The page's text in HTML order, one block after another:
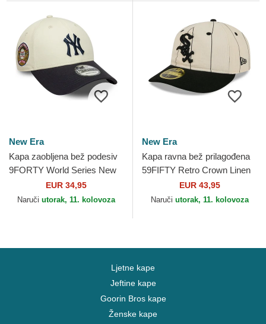
New Era
Kapa zaobljena bež podesiv
9FORTY World Series New
York Yankees MLB New Era
EUR 34,95
Naruči utorak, 11. kolovoza
New Era
Kapa ravna bež prilagođena
59FIFTY Retro Crown Linen
Chicago White Sox MLB New
Era
EUR 43,95
Naruči utorak, 11. kolovoza
Ljetne kape
Jeftine kape
Goorin Bros kape
Ženske kape